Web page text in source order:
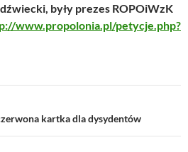
były prezes ROPOiWzK
www.propolonia.pl/petycje.php?
kartka dla dysydentów